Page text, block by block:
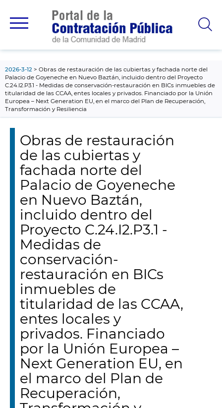
principal
2026-3-12
Obras de restauración de las cubiertas y fachada norte del
Palacio de Goyeneche en Nuevo Baztán, incluido dentro del Proyecto
C.24.I2.P3.1 - Medidas de conservación-restauración en BICs inmuebles de
titularidad de las CCAA, entes locales y privados. Financiado por la Unión
Europea – Next Generation EU, en el marco del Plan de Recuperación,
Transformación y Resiliencia
Obras de restauración
de las cubiertas y
fachada norte del
Palacio de Goyeneche
en Nuevo Baztán,
incluido dentro del
Proyecto C.24.I2.P3.1 -
Medidas de
conservación-
restauración en BICs
inmuebles de
titularidad de las CCAA,
entes locales y
privados. Financiado
por la Unión Europea –
Next Generation EU, en
el marco del Plan de
Recuperación,